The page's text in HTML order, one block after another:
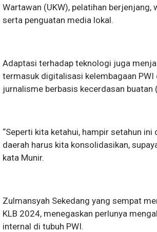
Wartawan (UKW), pelatihan berjenjang,
serta penguatan media lokal.
Adaptasi terhadap teknologi juga
termasuk digitalisasi kelembagaan PWI
jurnalisme berbasis kecerdasan buatan
“Seperti kita ketahui, hampir setahun ini
daerah harus kita konsolidasikan,
kata Munir.
Zulmansyah Sekedang yang sempat
KLB 2024, menegaskan perlunya
internal di tubuh PWI.